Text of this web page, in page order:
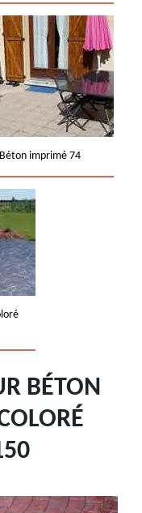
Béton imprimé 74
BÉTON